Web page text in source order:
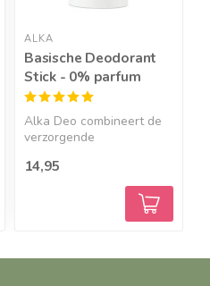
ALKA
Basische Deodorant
Stick - 0% parfum
Alka Deo combineert de
verzorgende
14,95